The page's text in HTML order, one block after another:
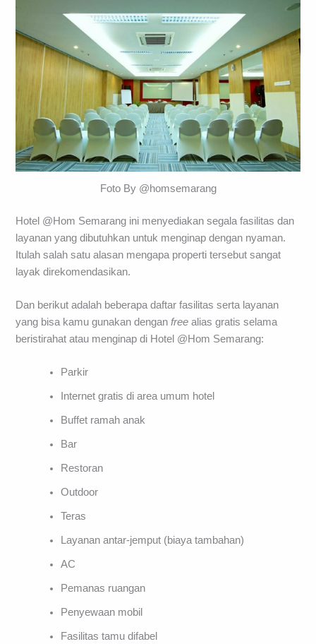
Foto By @homsemarang
Hotel @Hom Semarang ini menyediakan segala fasilitas dan
layanan yang dibutuhkan untuk menginap dengan nyaman.
Itulah salah satu alasan mengapa properti tersebut sangat
layak direkomendasikan.
Dan berikut adalah beberapa daftar fasilitas serta layanan
yang bisa kamu gunakan denganfree alias gratis selama
beristirahat atau menginap di Hotel @Hom Semarang:
Parkir
Internet gratis di area umum hotel
Buffet ramah anak
Bar
Restoran
Outdoor
Teras
Layanan antar-jemput (biaya tambahan)
AC
Pemanas ruangan
Penyewaan mobil
Fasilitas tamu difabel